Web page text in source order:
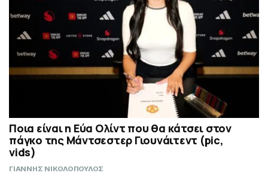
Ποια είναι η Εύα Ολίντ που θα κάτσει στον
πάγκο της Μάντσεστερ Γιουνάιτεντ (pic,
vids)
ΓΙΑΝΝΗΣ ΝΙΚΟΛΟΠΟΥΛΟΣ